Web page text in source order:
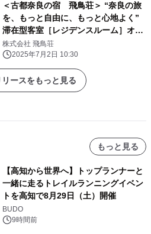
＜古都奈良の宿 飛鳥荘＞ “奈良の旅
を、もっと自由に、もっと心地よく”
滞在型客室［レジデンスルーム］オー
プン
株式会社 飛鳥荘
2025年7月2日 10:30
ースをもっと見る
もっと見る
【高知から世界へ】トップランナーと
一緒に走るトレイルランニングイベン
トを高知で8月29日（土）開催
BUDO
9時間前